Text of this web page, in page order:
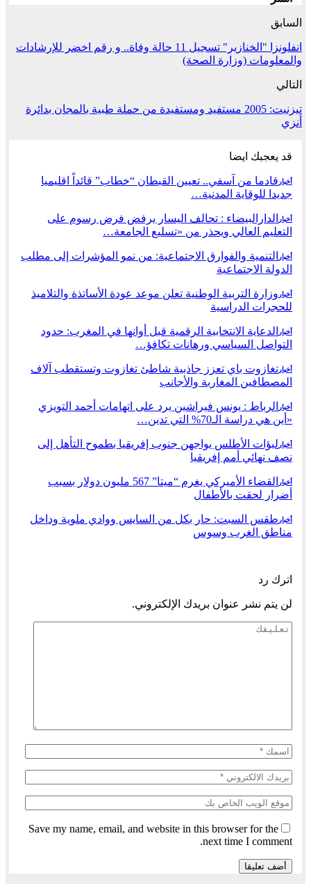
السابق
انفلونزا "الخنازير" تسجيل 11 حالة وفاة.. و رقم اخضر للإرشادات
والمعلومات (وزارة الصحة)
التالي
تيزنيت: 2005 مستفيد ومستفيدة من حملة طبية بالمجان بدائرة
أنزي
قد يعجبك ايضا
أخبار قادما من آسفي.. تعيين القبطان “خطاب” قائداً اقليميا
جديدا للوقاية المدنية…
أخبار
الدارالبيضاء : تحالف اليسار يرفض فرض رسوم على
التعليم العالي ويحذر من «تسليع الجامعة…
أخبار
التنمية والفوارق الاجتماعية: من نمو المؤشرات إلى مطلب
الدولة الاجتماعية
أخبار وزارة التربية الوطنية تعلن موعد عودة الأساتذة والتلاميذ
للحجرات الدراسية
أخبار
الدعاية الانتخابية الرقمية قبل أوانها في المغرب: حدود
التواصل السياسي ورهانات تكافؤ…
أخبار تغازوت باي تعزز جاذبية شاطئ تغازوت وتستقطب آلاف
المصطافين المغاربة والأجانب
أخبار
الرباط : يونس فيراشين يرد على اتهامات أحمد التويزي
«أين هي دراسة الـ70% التي تدين…
أخبار لبؤات الأطلس يواجهن جنوب إفريقيا بطموح التأهل إلى
نصف نهائي أمم إفريقيا
أخبار
القضاء الأميركي يغرم “ميتا” 567 مليون دولار بسبب
أضرار لحقت بالأطفال
أخبار طقس السبت: حار بكل من السايس ووادي ملوية وداخل
مناطق الغرب وسوس
اترك رد
لن يتم نشر عنوان بريدك الإلكتروني.
Save my name, email, and website in this browser for the
next time I comment.